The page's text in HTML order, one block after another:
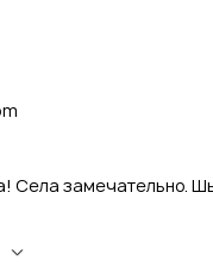
Села замечательно.